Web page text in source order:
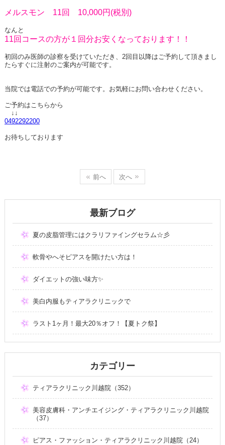
メルスモン 11回 10,000円(税別)
なんと
11回コースの方が１回分お安くなっております！！
初回のみ医師の診察を受けていただき、2回目以降はご予約して頂きまし
たらすぐに注射のご案内が可能です。
当院では電話での予約が可能です。お気軽にお問い合わせください。
ご予約はこちらから
↓↓
0492292200
お待ちしております
前へ 次へ
最新ブログ
夏の皮脂管理にはクラリファイングセラム☆彡
軟骨やへそピアスを開けたい方は！
ダイエットの強い味方✨
美白内服もティアラクリニックで
ラスト1ヶ月！最大20％オフ！【夏トク祭】
カテゴリー
ティアラクリニック川越院（352）
美容皮膚科・アンチエイジング・ティアラクリニック川越院
（37）
ピアス・ファッション・ティアラクリニック川越院（24）